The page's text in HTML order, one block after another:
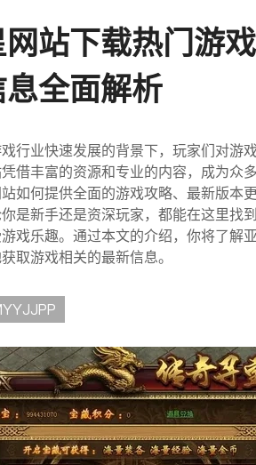
站下载热门游
全面解析
行业快速发展的背景下，玩家们对游
借丰富的资源和专业的内容，成为众
如何提供全面的游戏攻略、最新版本
是新手还是资深玩家，都能在这里找
戏乐趣。通过本文的介绍，你将了解
取游戏相关的最新信息。